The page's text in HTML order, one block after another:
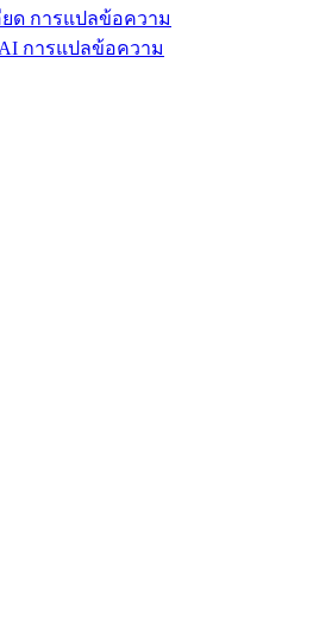
ด การแปลข้อความ
การแปลข้อความ